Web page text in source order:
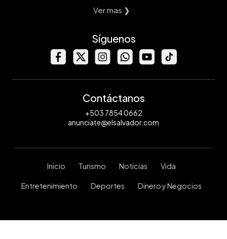
Ver mas ❯
Síguenos
Contáctanos
+503 7854 0662
anunciate@elsalvador.com
Inicio Turismo Noticias Vida
Entretenimiento Deportes Dinero y Negocios